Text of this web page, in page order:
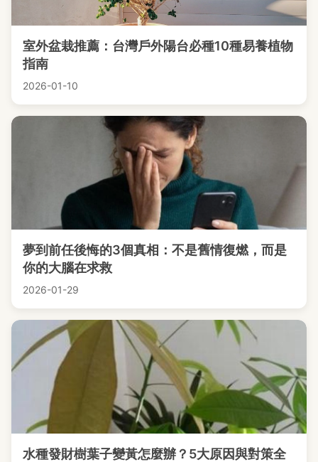
室外盆栽推薦：台灣戶外陽台必種10種易養植物
指南
2026-01-10
夢到前任後悔的3個真相：不是舊情復燃，而是
你的大腦在求救
2026-01-29
水種發財樹葉子變黃怎麼辦？5大原因與對策全